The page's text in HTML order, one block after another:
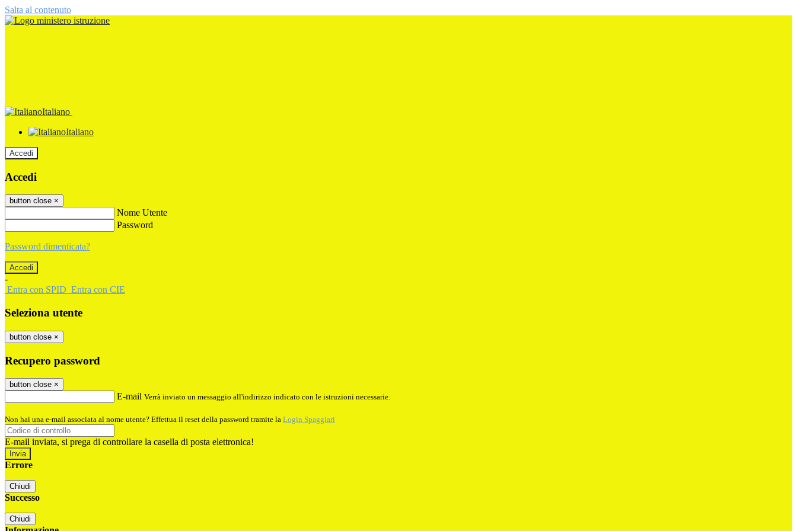
Salta al contenuto
Italiano
Italiano
Accedi
Accedi
button close ×
Nome Utente
Password
Password dimenticata?
-
Entra con SPID Entra con CIE
Seleziona utente
button close ×
Recupero password
button close ×
E-mail Verrà inviato un messaggio all'indirizzo indicato con le istruzioni necessarie.
Non hai una e-mail associata al nome utente? Effettua il reset della password tramite la Login Spaggiari
E-mail inviata, si prega di controllare la casella di posta elettronica!
Errore
Chiudi
Successo
Chiudi